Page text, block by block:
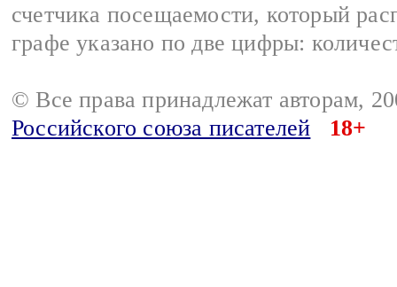
счетчика посещаемости, который
графе указано по две цифры:
© Все права принадлежат авторам,
Российского союза писателей
18+